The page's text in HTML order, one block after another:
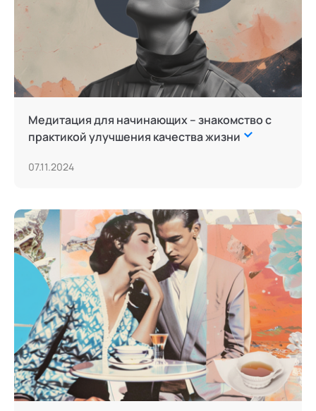
Медитация для начинающих – знакомство с
практикой улучшения качества жизни
07.11.2024